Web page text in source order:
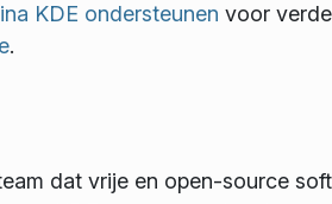
KDE ondersteunen voor
.
dat vrije en open-source